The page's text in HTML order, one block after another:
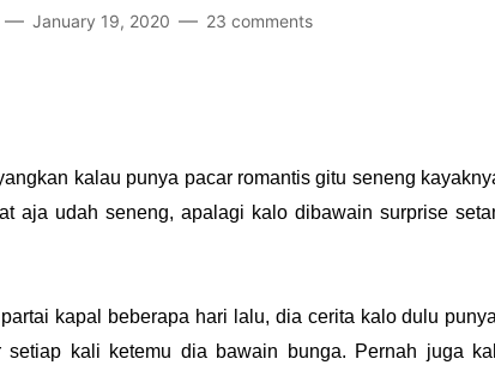
January 19, 2020 23 comments
kalau punya pacar romantis gitu seneng
aja udah seneng, apalagi kalo dibawain surprise
kapal beberapa hari lalu, dia cerita kalo dulu
setiap kali ketemu dia bawain bunga. Pernah juga